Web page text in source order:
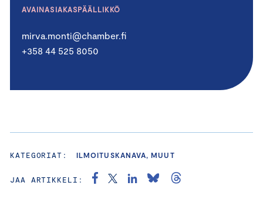
AVAINASIAKASPÄÄLLIKKÖ
mirva.monti@chamber.fi
+358 44 525 8050
KATEGORIAT: ILMOITUSKANAVA, MUUT
JAA ARTIKKELI: